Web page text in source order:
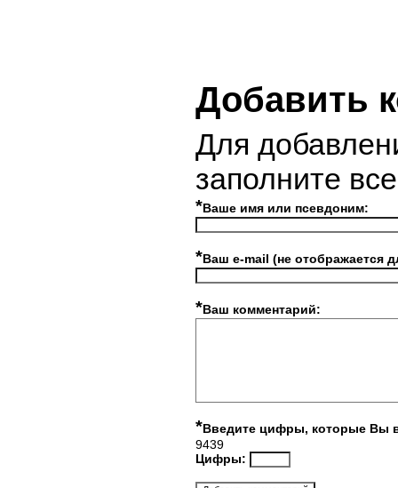
Добавить
Для
заполните
*Ваше имя или псевдоним:
*Ваш e-mail (не отображается
*Ваш комментарий:
*Введите цифры, которые Вы
9439
Цифры: